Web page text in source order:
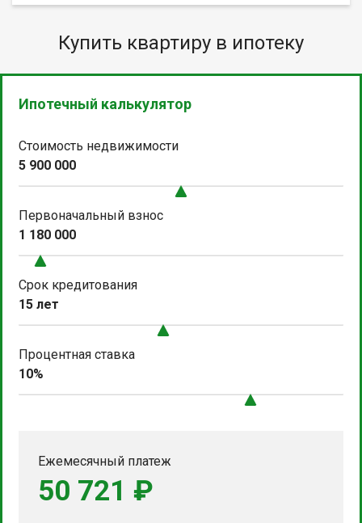
Купить квартиру в ипотеку
Ипотечный калькулятор
Стоимость недвижимости
5 900 000
Первоначальный взнос
1 180 000
Срок кредитования
15 лет
Процентная ставка
10%
Ежемесячный платеж
50 721 ₽